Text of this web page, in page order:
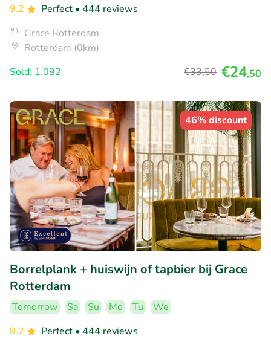
9.2
Perfect • 444 reviews
Grace Rotterdam
Rotterdam (0km)
Sold: 1.092
€33,50 €24,50
46% discount
Borrelplank + huiswijn of tapbier bij Grace
Rotterdam
Tomorrow Sa Su Mo Tu
We
9.2
Perfect • 444 reviews